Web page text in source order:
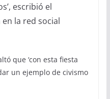
escribió el
la red social
que ‘con esta fiesta
un ejemplo de civismo